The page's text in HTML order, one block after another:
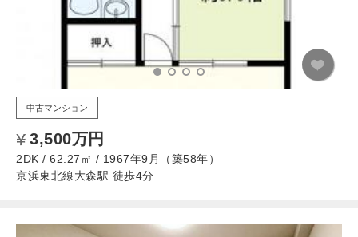
中古マンション
3,500万円
2DK / 62.27㎡ / 1967年9月（築58年）
京浜東北線大森駅 徒歩4分